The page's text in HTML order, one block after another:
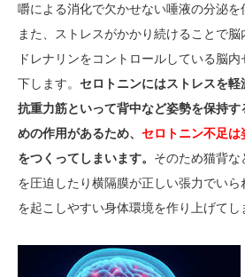
嚼による消化で欠かせない唾液の分泌を
また、ストレスがかかり続けることで
ドレナリンをコントロールしている脳
下します。 セロトニンにはストレスを軽
抗重力筋といって背中など姿勢を保持
めの作用があるため、 セロトニン不足は
をつくってしまいます。 そのため猫背な
を圧迫したり横隔膜が正しい張力でい
を起こしやすい身体環境を作り上げてし